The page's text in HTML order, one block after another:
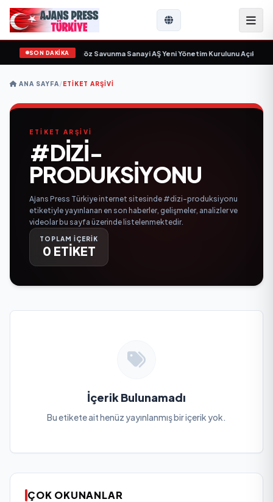
SON DAKİKA
gün sayıyor• Açıkgöz Savunma Sanayi AŞ Yeni Yönetim Kurulunu
ANA SAYFA/ETIKET ARŞIVI
ETİKET ARŞİVİ
#DIZI-
PRODUKSIYONU
Ajans Press Türkiye internet sitesinde #dizi-produksiyonu
etiketiyle yayınlanan en son haberler, gelişmeler, analizler ve
videolar bu sayfa üzerinde listelenmektedir.
TOPLAM İÇERİK
0 ETİKET
İçerik Bulunamadı
Bu etikete ait henüz yayınlanmış bir içerik yok.
ÇOK OKUNANLAR